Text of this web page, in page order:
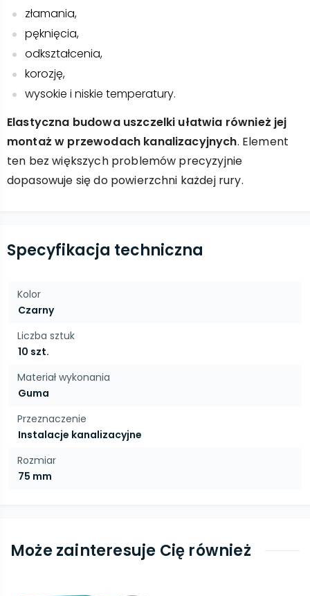
złamania,
pęknięcia,
odkształcenia,
korozję,
wysokie i niskie temperatury.
Elastyczna budowa uszczelki ułatwia również jej
montaż w przewodach kanalizacyjnych. Element
ten bez większych problemów precyzyjnie
dopasowuje się do powierzchni każdej rury.
Specyfikacja techniczna
Kolor
Czarny
Liczba sztuk
10 szt.
Materiał wykonania
Guma
Przeznaczenie
Instalacje kanalizacyjne
Rozmiar
75 mm
Może zainteresuje Cię również